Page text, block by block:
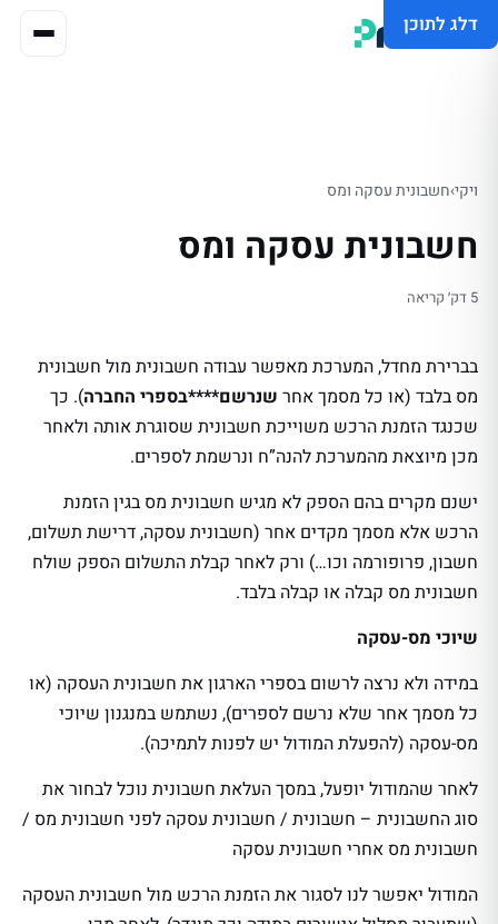
דלג לתוכן
ויקי›חשבונית עסקה ומס
חשבונית עסקה ומס
5 דק׳ קריאה
בברירת מחדל, המערכת מאפשר עבודה חשבונית מול חשבונית
מס בלבד (או כל מסמך אחר שנרשם****בספרי החברה). כך
שכנגד הזמנת הרכש משוייכת חשבונית שסוגרת אותה ולאחר
מכן מיוצאת מהמערכת להנה”ח ונרשמת לספרים.
ישנם מקרים בהם הספק לא מגיש חשבונית מס בגין הזמנת
הרכש אלא מסמך מקדים אחר (חשבונית עסקה, דרישת תשלום,
חשבון, פרופורמה וכו…) ורק לאחר קבלת התשלום הספק שולח
חשבונית מס קבלה או קבלה בלבד.
שיוכי מס-עסקה
במידה ולא נרצה לרשום בספרי הארגון את חשבונית העסקה (או
כל מסמך אחר שלא נרשם לספרים), נשתמש במנגנון שיוכי
מס-עסקה (להפעלת המודול יש לפנות לתמיכה).
לאחר שהמודול יופעל, במסך העלאת חשבונית נוכל לבחור את
סוג החשבונית – חשבונית / חשבונית עסקה לפני חשבונית מס /
חשבונית מס אחרי חשבונית עסקה
המודול יאפשר לנו לסגור את הזמנת הרכש מול חשבונית העסקה